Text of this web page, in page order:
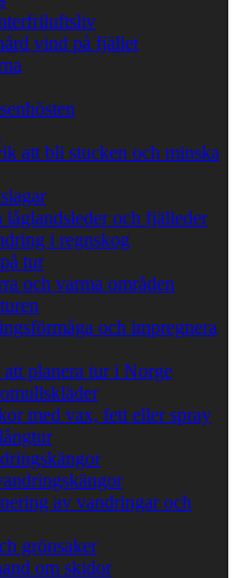
vind på fjället
att bli stucken och minska
låglandsleder och fjälleder
i regnskog
tur
och varma områden
och impregnera
planera tur i Norge
med vax, fett eller spray
av vandringar och
grönsaker
om skidor